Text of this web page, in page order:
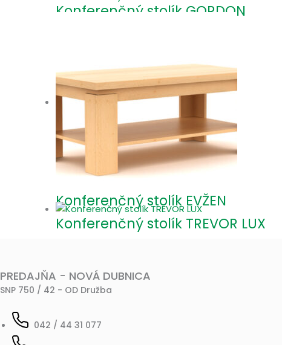
Konferenčný stolík GORDON
Konferenčný stolík EVŽEN
Konferenčný stolík TREVOR LUX
PREDAJŇA - NOVÁ DUBNICA
SNP 750 / 42 - OD Družba
042 / 44 31 077